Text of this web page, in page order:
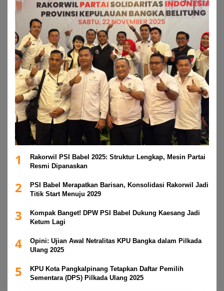
1
Rakorwil PSI Babel 2025: Struktur Lengkap, Mesin Partai
Resmi Dipanaskan
2
PSI Babel Merapatkan Barisan, Konsolidasi Rakorwil Jadi
Titik Start Menuju 2029
3
Kompak Banget! DPW PSI Babel Dukung Kaesang Jadi
Ketum Lagi
4
Opini: Ujian Awal Netralitas KPU Bangka dalam Pilkada
Ulang 2025
5
KPU Kota Pangkalpinang Tetapkan Daftar Pemilih
Sementara (DPS) Pilkada Ulang 2025